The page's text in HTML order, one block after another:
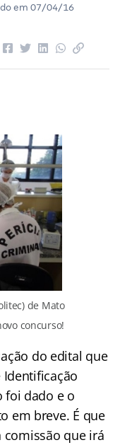
em 07/04/16
de Mato
concurso!
do edital que
Identificação
foi dado e o
em breve. É que
que irá